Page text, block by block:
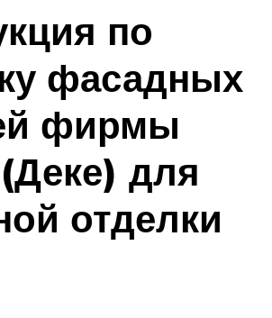
по
фасадных
фирмы
для
отделки